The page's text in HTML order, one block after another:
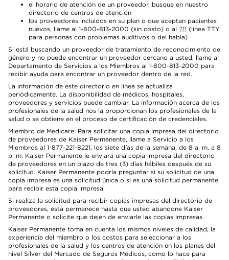
el horario de atención de un proveedor, busque en nuestro
directorio de centros de atención
los proveedores incluidos en su plan o que aceptan pacientes
nuevos, llame al 1-800-813-2000 (sin costo) o al 711 (línea TTY
para personas con problemas auditivos o del habla)
Si está buscando un proveedor de tratamiento de reconocimiento de
género y no puede encontrar un proveedor cercano a usted, llame al
Departamento de Servicios a los Miembros al 1-800-813-2000 para
recibir ayuda para encontrar un proveedor dentro de la red.
La información de este directorio en línea se actualiza
periódicamente. La disponibilidad de médicos, hospitales,
proveedores y servicios puede cambiar. La información acerca de los
profesionales de la salud nos la proporcionan los profesionales de la
salud o se obtiene en el proceso de certificación de credenciales.
Miembro de Medicare: Para solicitar una copia impresa del directorio
de proveedores de Kaiser Permanente, llame a Servicio a los
Miembros al 1-877-221-8221, los siete días de la semana, de 8 a. m. a 8
p. m. Kaiser Permanente le enviará una copia impresa del directorio
de proveedores en un plazo de tres (3) días hábiles después de su
solicitud. Kaiser Permanente podría preguntar si su solicitud de una
copia impresa es una solicitud única o si es una solicitud permanente
para recibir esta copia impresa.
Si realiza la solicitud para recibir copias impresas del directorio de
proveedores, esta permanece hasta que usted abandone Kaiser
Permanente o solicite que dejen de enviarle las copias impresas.
Kaiser Permanente toma en cuenta los mismos niveles de calidad, la
experiencia del miembro o los costos para seleccionar a los
profesionales de la salud y los centros de atención en los planes del
nivel Silver del Mercado de Seguros Médicos, como lo hace para